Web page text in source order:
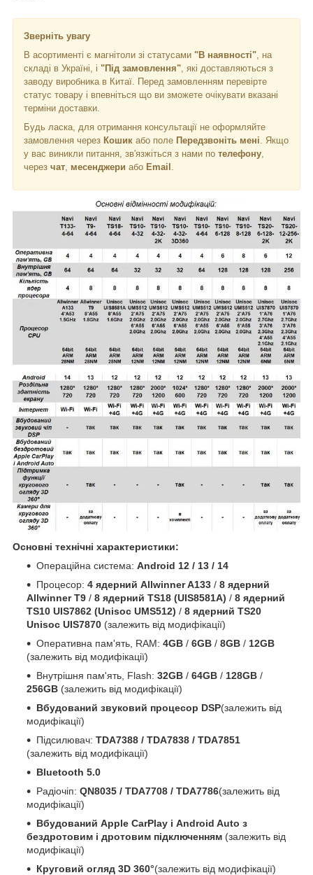
Зверніть увагу
В асортименті є магнітоли зі статусами "В наявності" , на
складі в Україні, і "Під замовлення" , які доставляються з
заводу виробника в Китаї. Перед замовленням перевірте
статус товару і впевніться що ви зможете очікувати вказані
терміни доставки.
Будь ласка, для отримання консультації не оформляйте
замовлення через Кошик або поле Передзвоніть мені . Якщо
у вас виникли питання, зв'язжіться з нами по телефону
через чат месенджери або Email
Основні технічні характеристики:
Операційна система: Android 12 / 13 / 14
Процесор: 4 ядерний Allwinner A133 / 8 ядерний
Allwinner T9 / 8 ядерний TS18 (UIS8581A) / 8 ядерний
TS10 UIS7862 (Unisoc UMS512) / 8 ядерний TS20
Unisoc UIS7870 (залежить від модифікації)
Оперативна пам'ять, RAM: 4GB / 6GB / 8GB / 12GB
(залежить від модифікації)
Внутрішня пам'ять, Flash: 32GB / 64GB / 128GB /
256GB (залежить від модифікації)
Вбудований звуковий процесор DSP(залежить від
модифікації)
Підсилювач: TDA7388 / TDA7838 / TDA7851
(залежить від модифікації)
Bluetooth 5.0
Радіочіп: QN8035 / TDA7708 / TDA7786(залежить від
модифікації)
Вбудований Apple CarPlay і Android Auto з
бездротовим і дротовим підключенням (залежить від
модифікації)
Круговий огляд 3D 360°(залежить від модифікації)